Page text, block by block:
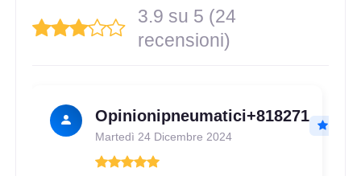
3.9 su 5 (24
recensioni)
Opinionipneumatici+818271
Martedì 24 Dicembre 2024